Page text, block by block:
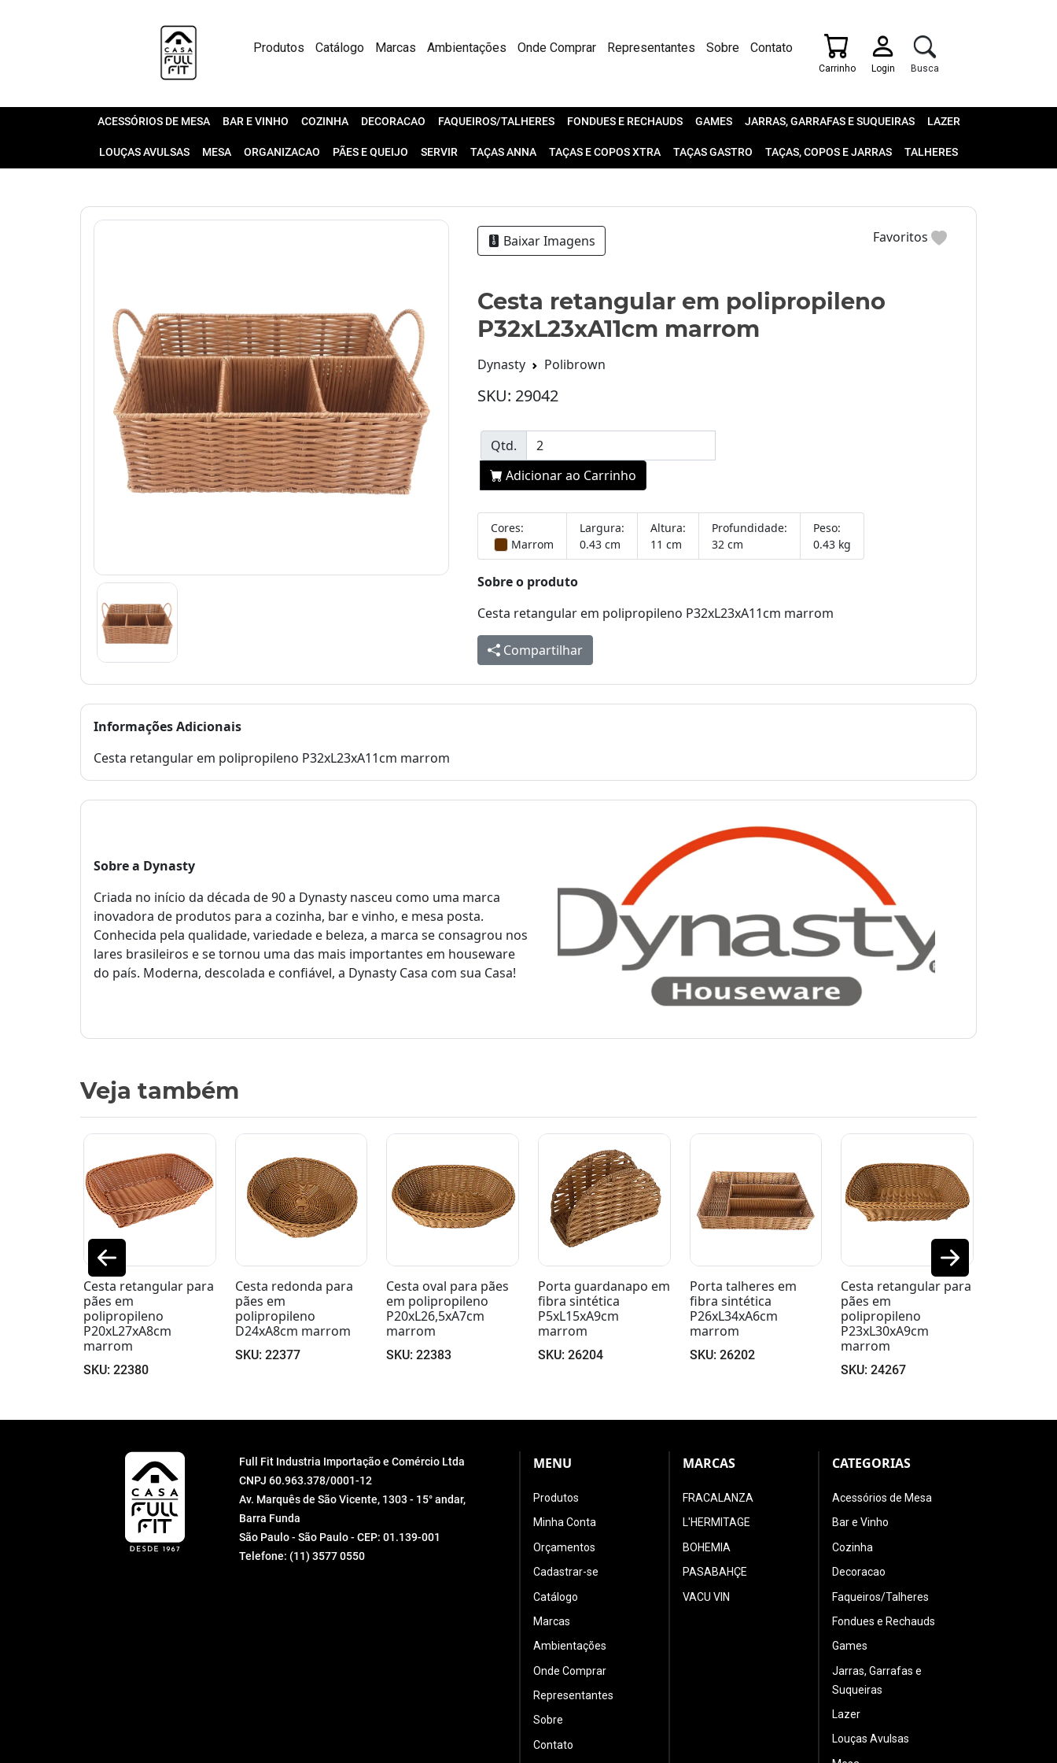
Produtos Catálogo Marcas Ambientações Onde Comprar Representantes Sobre Contato
Carrinho Login Busca
ACESSÓRIOS DE MESA BAR E VINHO COZINHA DECORACAO FAQUEIROS/TALHERES FONDUES E RECHAUDS GAMES JARRAS, GARRAFAS E SUQUEIRAS LAZER
LOUÇAS AVULSAS MESA ORGANIZACAO PÃES E QUEIJO SERVIR TAÇAS ANNA TAÇAS E COPOS XTRA TAÇAS GASTRO TAÇAS, COPOS E JARRAS TALHERES
Baixar Imagens Favoritos
Cesta retangular em polipropileno
P32xL23xA11cm marrom
Dynasty Polibrown
SKU: 29042
Qtd.
Adicionar ao Carrinho
Cores:
Marrom
Largura:
0.43 cm
Altura:
11 cm
Profundidade:
32 cm
Peso:
0.43 kg
Sobre o produto
Cesta retangular em polipropileno P32xL23xA11cm marrom
Compartilhar
Informações Adicionais
Cesta retangular em polipropileno P32xL23xA11cm marrom
Sobre a Dynasty
Criada no início da década de 90 a Dynasty nasceu como uma marca
inovadora de produtos para a cozinha, bar e vinho, e mesa posta.
Conhecida pela qualidade, variedade e beleza, a marca se consagrou nos
lares brasileiros e se tornou uma das mais importantes em houseware
do país. Moderna, descolada e confiável, a Dynasty Casa com sua Casa!
Veja também
Cesta redonda para
pães em
polipropileno
D24xA8cm marrom
SKU: 22377
Cesta oval para pães
em polipropileno
P20xL26,5xA7cm
marrom
SKU: 22383
Porta guardanapo em
fibra sintética
P5xL15xA9cm
marrom
SKU: 26204
Porta talheres em
fibra sintética
P26xL34xA6cm
marrom
SKU: 26202
Cesta retangular para
pães em
polipropileno
P23xL30xA9cm
marrom
Cesta retangular para
pães em
polipropileno
P20xL27xA8cm
marrom
SKU: 22380
Full Fit Industria Importação e Comércio Ltda
CNPJ 60.963.378/0001-12
Av. Marquês de São Vicente, 1303 - 15° andar,
Barra Funda
São Paulo - São Paulo - CEP: 01.139-001
Telefone: (11) 3577 0550
MENU
Produtos
Minha Conta
Orçamentos
Cadastrar-se
Catálogo
Marcas
Ambientações
Onde Comprar
Representantes
Sobre
Contato
MARCAS
FRACALANZA
L'HERMITAGE
BOHEMIA
PASABAHÇE
VACU VIN
CATEGORIAS
Acessórios de Mesa
Bar e Vinho
Cozinha
Decoracao
Faqueiros/Talheres
Fondues e Rechauds
Games
Jarras, Garrafas e
Suqueiras
Lazer
Louças Avulsas